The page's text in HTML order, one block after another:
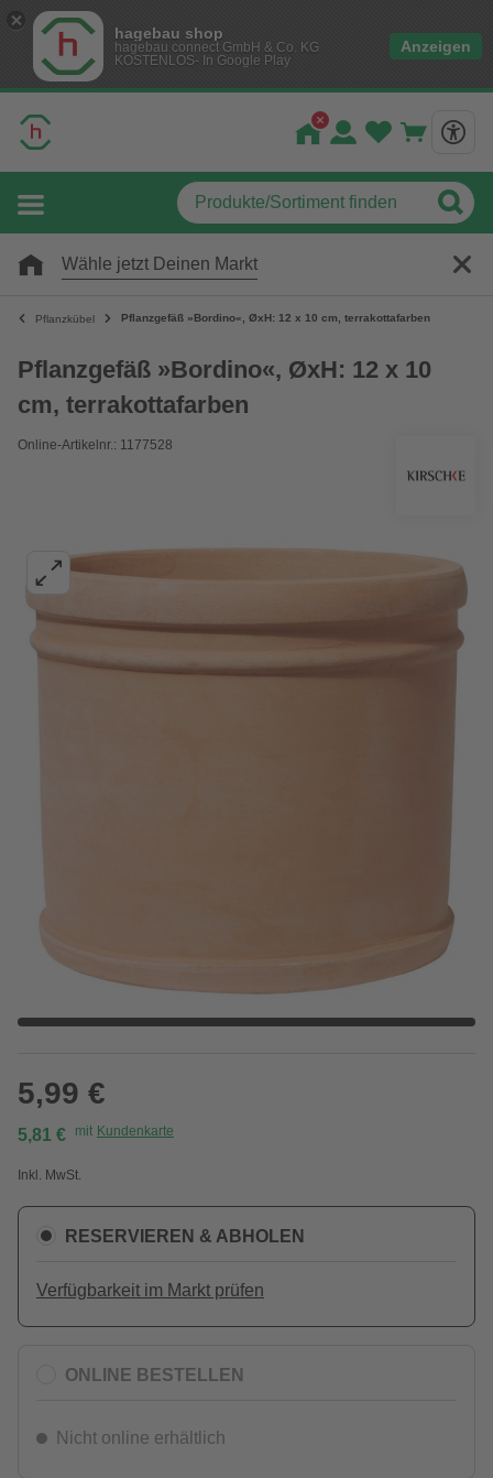
hagebau shop
hagebau connect GmbH & Co. KG
KOSTENLOS- In Google Play
Anzeigen
Wähle jetzt Deinen Markt
Pflanzkübel Pflanzgefäß »Bordino«, ØxH: 12 x 10 cm, terrakottafarben
Pflanzgefäß »Bordino«, ØxH: 12 x 10
cm, terrakottafarben
Online-Artikelnr.: 1177528
5,99 €
5,81 € mit Kundenkarte
Inkl. MwSt.
RESERVIEREN & ABHOLEN
Verfügbarkeit im Markt prüfen
ONLINE BESTELLEN
Nicht online erhältlich